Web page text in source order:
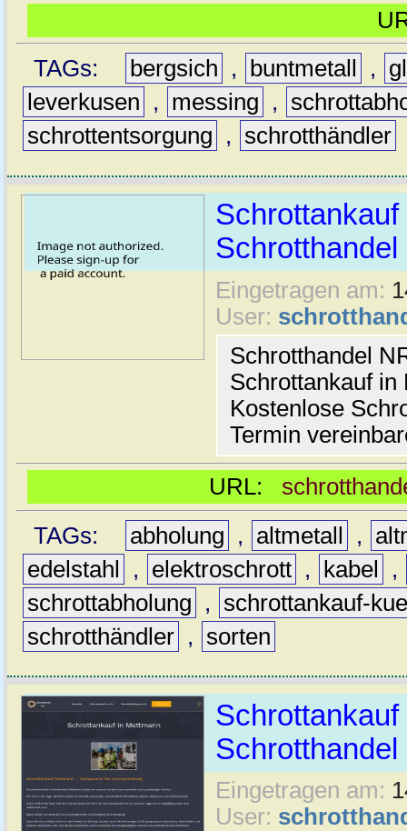
TAGs:
bergsich , buntmetall ,
leverkusen
, messing ,
schrottentsorgung
, schrotthändler
Schrotthandel
Eingetragen am:
User:
Schrotthandel
Schrottankauf in
Kostenlose
Termin
URL:
TAGs:
abholung , altmetall ,
edelstahl
, elektroschrott , kabel
,
schrottabholung
,
schrottankauf-
schrotthändler , sorten
Schrotthandel
Eingetragen am:
User: